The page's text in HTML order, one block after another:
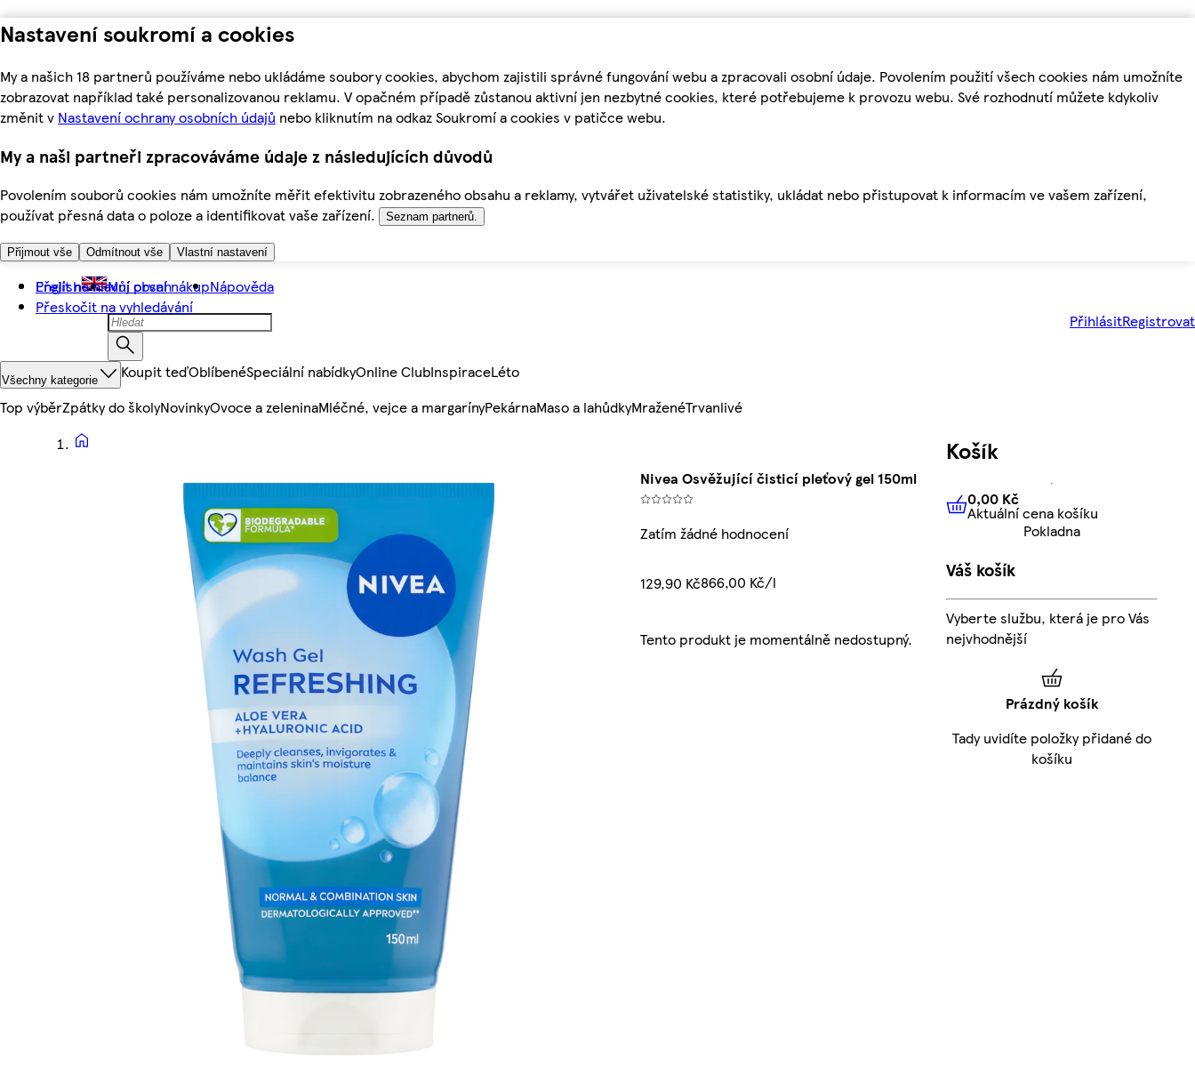
Nastavení soukromí a cookies
My a našich 18 partnerů používáme nebo ukládáme soubory cookies, abychom zajistili správné fungování webu a zpracovali osobní údaje. Povolením použití všech cookies nám umožníte
zobrazovat například také personalizovanou reklamu. V opačném případě zůstanou aktivní jen nezbytné cookies, které potřebujeme k provozu webu. Své rozhodnutí můžete kdykoliv
změnit v Nastavení ochrany osobních údajů nebo kliknutím na odkaz Soukromí a cookies v patičce webu.
My a naši partneři zpracováváme údaje z následujících důvodů
Povolením souborů cookies nám umožníte měřit efektivitu zobrazeného obsahu a reklamy, vytvářet uživatelské statistiky, ukládat nebo přistupovat k informacím ve vašem zařízení,
používat přesná data o poloze a identifikovat vaše zařízení.
Seznam partnerů.
Přijmout vše Odmítnout vše Vlastní nastavení
Přejít na hlavní obsah
Přeskočit na vyhledávání
English Můj první nákupNápověda
PřihlásitRegistrovat
Všechny kategorie Koupit teďOblíbenéSpeciální nabídkyOnline ClubInspiraceLéto
Top výběrZpátky do školyNovinkyOvoce a zeleninaMléčné, vejce a margarínyPekárnaMaso a lahůdkyMraženéTrvanlivé
Nivea Osvěžující čisticí pleťový gel 150ml
Zatím žádné hodnocení
129,90 Kč866,00 Kč/l
Tento produkt je momentálně nedostupný.
Košík
0,00 KčAktuální cena košíku
0,00 Kč
Aktuální cena košíku
Pokladna
Váš košík
Vyberte službu, která je pro Vás
nejvhodnější
Prázdný košík
Tady uvidíte položky přidané do
košíku